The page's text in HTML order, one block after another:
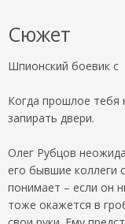
Сюжет
Шпионский боевик с
Когда прошлое тебя
запирать двери.
Олег Рубцов
его бывшие коллеги
понимает – если он
тоже окажется в